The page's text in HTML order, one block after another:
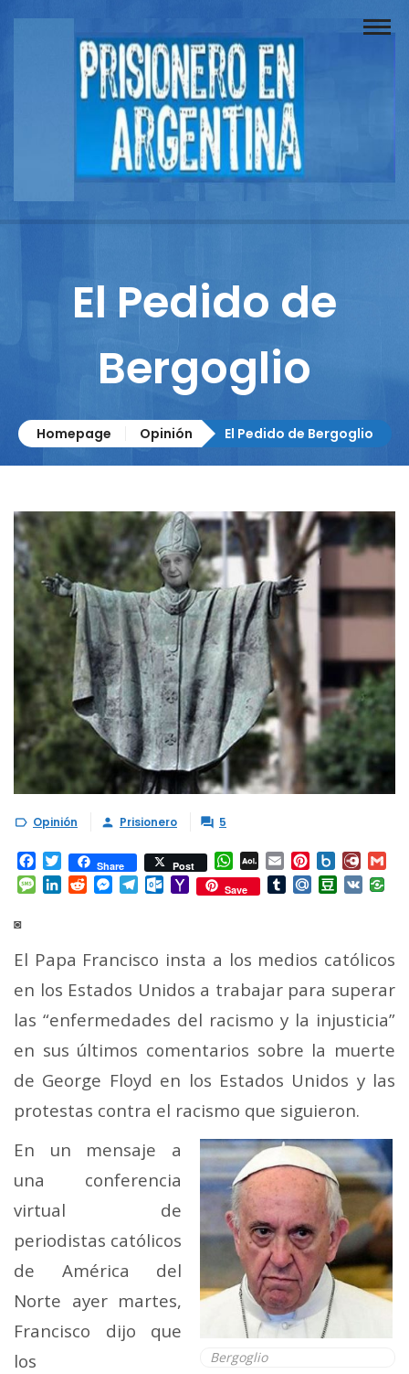
Buscador
Documentos
Reportajes
Columnistas
El Pedido de
Bergoglio
Homepage Opinión El Pedido de Bergoglio
 Opinión  Prisionero  5
Facebook
TwitterShare Post WhatsApp
AOL
Mail
Email Pinterest
Box.net
Message
LinkedInRedditMessenger
TelegramOutlook.com
YahooSave TumblrMail.RuDouban
VK
◙
El Papa Francisco insta a los medios católicos
en los Estados Unidos a trabajar para superar
las “enfermedades del racismo y la injusticia”
en sus últimos comentarios sobre la muerte
de George Floyd en los Estados Unidos y las
protestas contra el racismo que siguieron.
Bergoglio
En un mensaje a
una conferencia
virtual de
periodistas católicos
de América del
Norte ayer martes,
Francisco dijo que
los